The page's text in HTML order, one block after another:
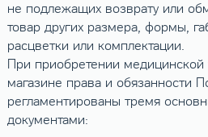
не подлежащих возврату или
товар других размера, формы,
расцветки или комплектации.
При приобретении медицинской
магазине права и обязанности
регламентированы тремя
документами: